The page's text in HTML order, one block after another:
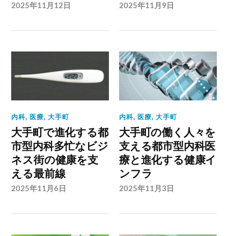
2025年11月12日 2025年11月9日
内科, 医療,大手町
大手町で進化する都
市型内科多忙なビジ
ネス街の健康を支
える最前線
2025年11月6日
内科, 医療,大手町
大手町の働く人々を
支える都市型内科医
療と進化する健康イ
ンフラ
2025年11月3日